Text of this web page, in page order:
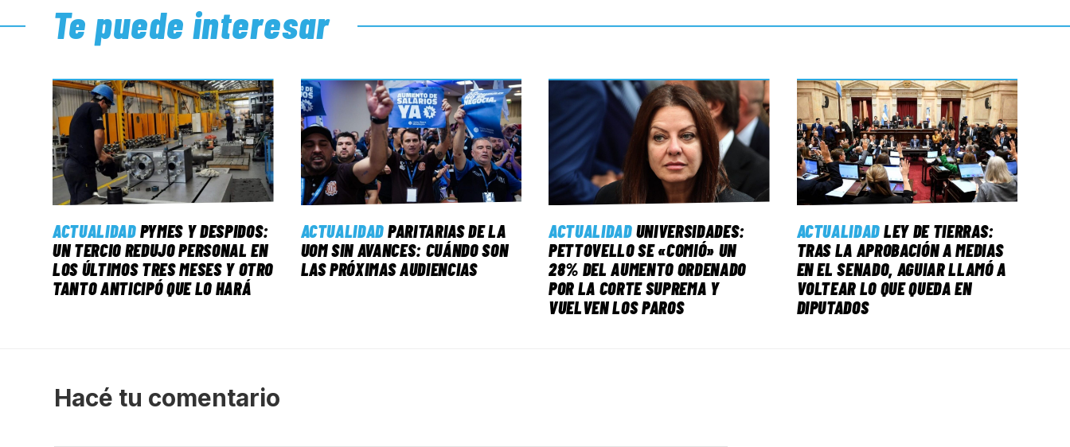
Te puede interesar
ACTUALIDAD PYMES Y DESPIDOS:
UN TERCIO REDUJO PERSONAL EN
LOS ÚLTIMOS TRES MESES Y OTRO
TANTO ANTICIPÓ QUE LO HARÁ
ACTUALIDADPARITARIAS DE LA
UOM SIN AVANCES: CUÁNDO SON
LAS PRÓXIMAS AUDIENCIAS
ACTUALIDAD UNIVERSIDADES:
PETTOVELLO SE «COMIÓ» UN
28% DEL AUMENTO ORDENADO
POR LA CORTE SUPREMA Y
VUELVEN LOS PAROS
ACTUALIDADLEY DE TIERRAS:
TRAS LA APROBACIÓN A MEDIAS
EN EL SENADO, AGUIAR LLAMÓ A
VOLTEAR LO QUE QUEDA EN
DIPUTADOS
Hacé tu comentario